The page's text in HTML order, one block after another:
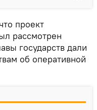
проект
рассмотрен
государств дали
об оперативной